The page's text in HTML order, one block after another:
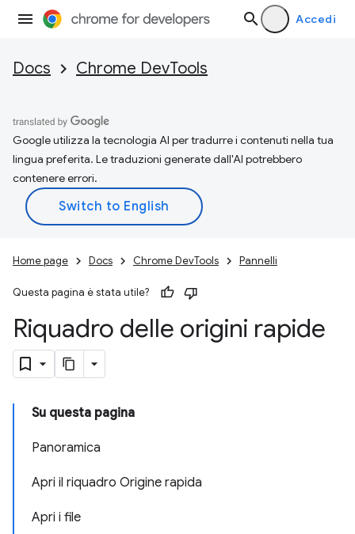
Accedi
Docs Chrome DevTools
Google utilizza la tecnologia AI per tradurre i contenuti nella tua
lingua preferita. Le traduzioni generate dall'AI potrebbero
contenere errori.
Home page Docs Chrome DevTools Pannelli
Questa pagina è stata utile?
Riquadro delle origini rapide
Su questa pagina
Panoramica
Apri il riquadro Origine rapida
Apri i file